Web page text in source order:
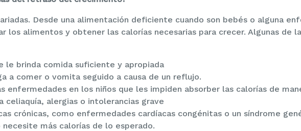
Desde una alimentación deficiente cuando son bebés o alguna
los alimentos y obtener las calorías necesarias para crecer. Algunas de
le brinda comida suficiente y apropiada
a comer o vomita seguido a causa de un reflujo.
enfermedades en los niños que les impiden absorber las calorías de
celiaquía, alergias o intolerancias grave
crónicas, como enfermedades cardíacas congénitas o un síndrome
necesite más calorías de lo esperado.